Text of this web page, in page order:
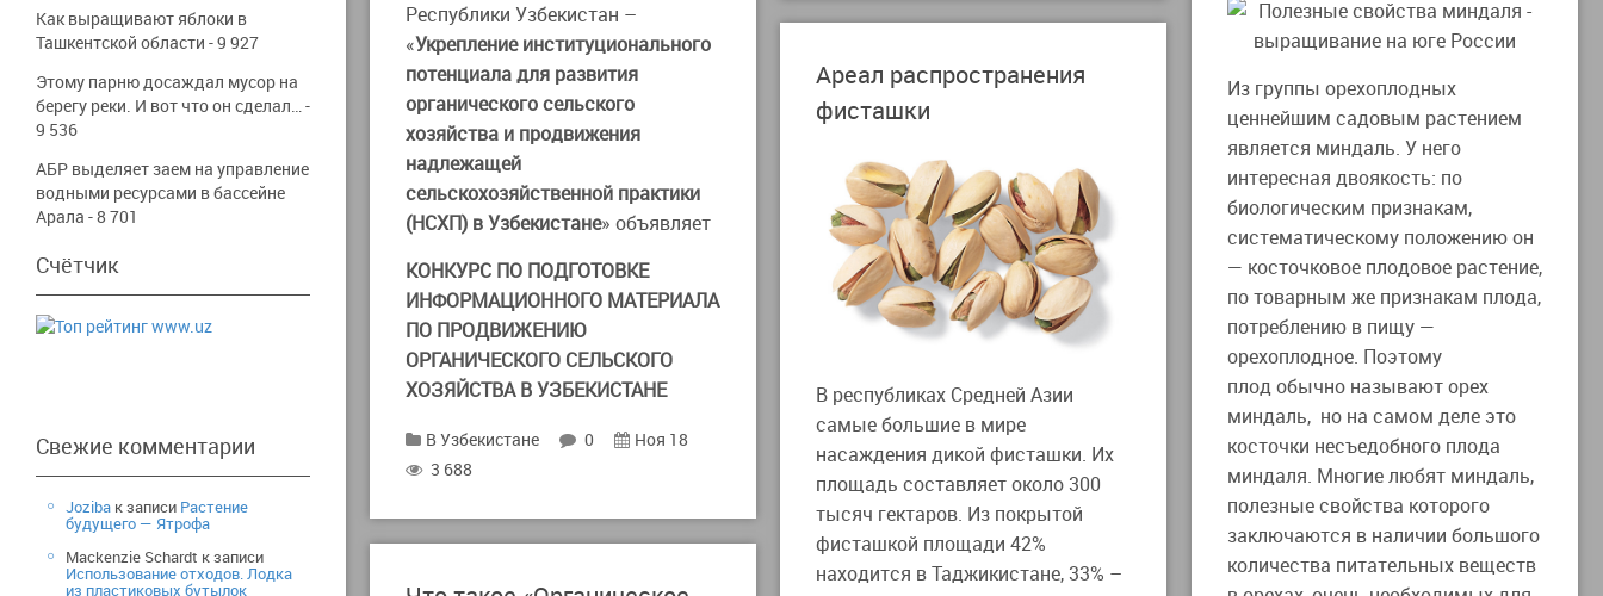
Как выращивают яблоки в
Ташкентской области - 9 927
Этому парню досаждал мусор на
берегу реки. И вот что он сделал…-
9 536
АБР выделяет заем на управление
водными ресурсами в бассейне
Арала - 8 701
Счётчик
Свежие комментарии
Joziba к записи Растение
будущего — Ятрофа
Mackenzie Schardt к записи
Использование отходов. Лодка
из пластиковых бутылок
Республики Узбекистан –
«Укрепление институционального
потенциала для развития
органического сельского
хозяйства и продвижения
надлежащей
сельскохозяйственной практики
(НСХП) в Узбекистане» объявляет
КОНКУРС ПО ПОДГОТОВКЕ
ИНФОРМАЦИОННОГО МАТЕРИАЛА
ПО ПРОДВИЖЕНИЮ
ОРГАНИЧЕСКОГО СЕЛЬСКОГО
ХОЗЯЙСТВА В УЗБЕКИСТАНЕ
В Узбекистане 0
Ноя 18
3 688
Из группы орехоплодных
ценнейшим садовым растением
является миндаль. У него
интересная двоякость: по
биологическим признакам,
систематическому положению он
— косточковое плодовое растение,
по товарным же признакам плода,
потреблению в пищу —
орехоплодное. Поэтому
плод обычно называют орех
миндаль, но на самом деле это
косточки несъедобного плода
миндаля. Многие любят миндаль,
полезные свойства которого
заключаются в наличии большого
количества питательных веществ
Ареал распространения
фисташки
В республиках Средней Азии
самые большие в мире
насаждения дикой фисташки. Их
площадь составляет около 300
тысяч гектаров. Из покрытой
фисташкой площади 42%
находится в Таджикистане, 33% –